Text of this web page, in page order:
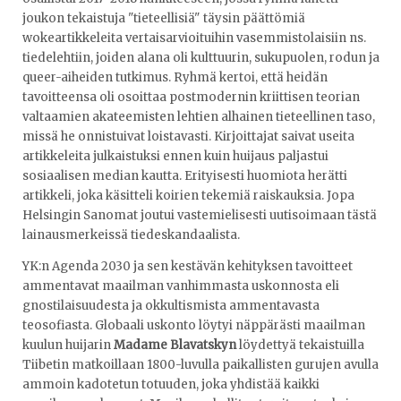
joukon tekaistuja "tieteellisiä" täysin päättömiä
wokeartikkeleita vertaisarvioituihin vasemmistolaisiin ns.
tiedelehtiin, joiden alana oli kulttuurin, sukupuolen, rodun ja
queer-aiheiden tutkimus. Ryhmä kertoi, että heidän
tavoitteensa oli osoittaa postmodernin kriittisen teorian
valtaamien akateemisten lehtien alhainen tieteellinen taso,
missä he onnistuivat loistavasti. Kirjoittajat saivat useita
artikkeleita julkaistuksi ennen kuin huijaus paljastui
sosiaalisen median kautta. Erityisesti huomiota herätti
artikkeli, joka käsitteli koirien tekemiä raiskauksia. Jopa
Helsingin Sanomat joutui vastemielisesti uutisoimaan tästä
lainausmerkeissä tiedeskandaalista.
YK:n Agenda 2030 ja sen kestävän kehityksen tavoitteet
ammentavat maailman vanhimmasta uskonnosta eli
gnostilaisuudesta ja okkultismista ammentavasta
teosofiasta. Globaali uskonto löytyi näppärästi maailman
kuulun huijarinMadame Blavatskynlöydettyä tekaistuilla
Tiibetin matkoillaan 1800-luvulla paikallisten gurujen avulla
ammoin kadotetun totuuden, joka yhdistää kaikki